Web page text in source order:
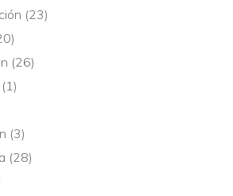
(23)
(26)
(1)
(3)
(28)